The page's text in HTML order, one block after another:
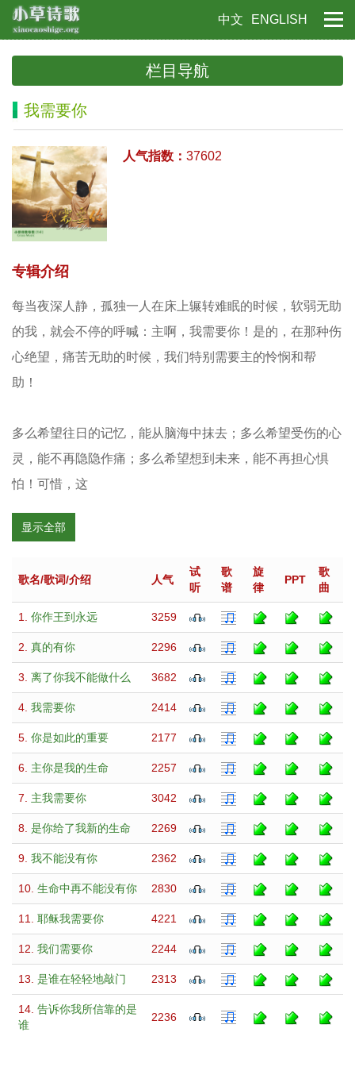
中文 ENGLISH
栏目导航
我需要你
人气指数： 37602
专辑介绍
每当夜深人静，孤独一人在床上辗转难眠的时候，软弱无助
的我，就会不停的呼喊：主啊，我需要你！是的，在那种伤
心绝望，痛苦无助的时候，我们特别需要主的怜悯和帮
助！
多么希望往日的记忆，能从脑海中抹去；多么希望受伤的心
灵，能不再隐隐作痛；多么希望想到未来，能不再担心惧
怕！可惜，这
显示全部
歌名/歌词/介绍 人气
试
听
歌
谱
旋
律
PPT
歌
曲
1. 你作王到永远 3259
2. 真的有你 2296
3. 离了你我不能做什么 3682
4. 我需要你 2414
5. 你是如此的重要 2177
6. 主你是我的生命 2257
7. 主我需要你 3042
8. 是你给了我新的生命 2269
9. 我不能没有你 2362
10. 生命中再不能没有你 2830
11. 耶稣我需要你 4221
12. 我们需要你 2244
13. 是谁在轻轻地敲门 2313
14. 告诉你我所信靠的是
谁
2236